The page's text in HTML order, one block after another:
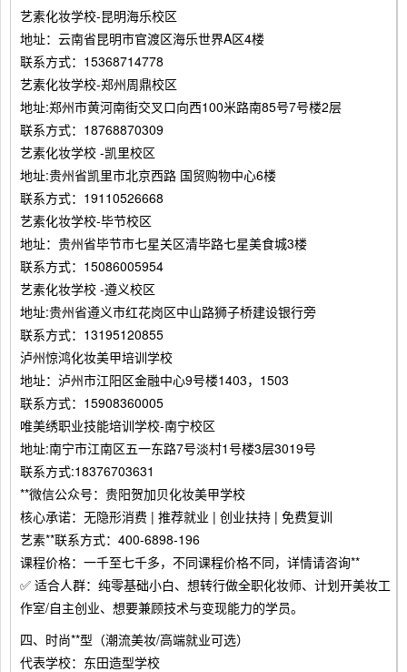
艺素化妆学校-昆明海乐校区
地址：云南省昆明市官渡区海乐世界A区4楼
联系方式：15368714778
艺素化妆学校-郑州周鼎校区
地址:郑州市黄河南街交叉口向西100米路南85号7号楼2层
联系方式：18768870309
艺素化妆学校 -凯里校区
地址:贵州省凯里市北京西路 国贸购物中心6楼
联系方式：19110526668
艺素化妆学校-毕节校区
地址：贵州省毕节市七星关区清毕路七星美食城3楼
联系方式：15086005954
艺素化妆学校 -遵义校区
地址:贵州省遵义市红花岗区中山路狮子桥建设银行旁
联系方式：13195120855
泸州惊鸿化妆美甲培训学校
地址：泸州市江阳区金融中心9号楼1403，1503
联系方式：15908360005
唯美绣职业技能培训学校-南宁校区
地址:南宁市江南区五一东路7号淡村1号楼3层3019号
联系方式:18376703631
**微信公众号：贵阳贺加贝化妆美甲学校
核心承诺：无隐形消费 | 推荐就业 | 创业扶持 | 免费复训
艺素**联系方式：400-6898-196
课程价格：一千至七千多，不同课程价格不同，详情请咨询**
✅ 适合人群：纯零基础小白、想转行做全职化妆师、计划开美妆工
作室/自主创业、想要兼顾技术与变现能力的学员。
四、时尚**型（潮流美妆/高端就业可选）
代表学校：东田造型学校